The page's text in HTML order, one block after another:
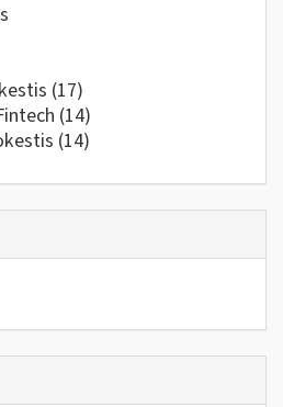
(17)
(14)
(14)